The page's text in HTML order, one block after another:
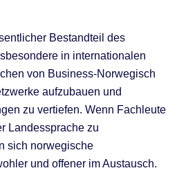
Bestandteil des
in internationalen
von Business-Norwegisch
aufzubauen und
zu vertiefen. Wenn Fachleute
Landessprache zu
sich norwegische
und offener im Austausch.